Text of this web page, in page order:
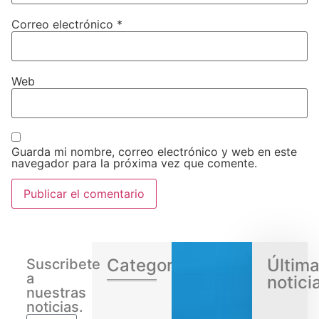
Correo electrónico *
Web
Guarda mi nombre, correo electrónico y web en este
navegador para la próxima vez que comente.
Suscribete
a
nuestras
noticias.
Categorias